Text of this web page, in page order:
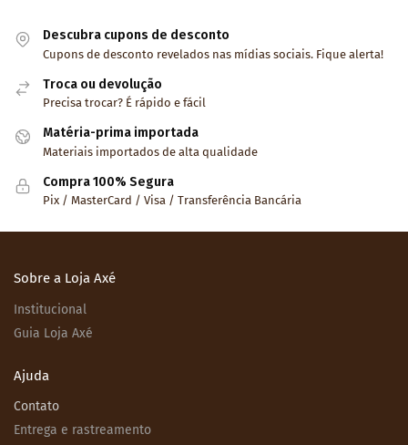
Descubra cupons de desconto
Cupons de desconto revelados nas mídias sociais. Fique alerta!
Troca ou devolução
Precisa trocar? É rápido e fácil
Matéria-prima importada
Materiais importados de alta qualidade
Compra 100% Segura
Pix / MasterCard / Visa / Transferência Bancária
Sobre a Loja Axé
Institucional
Guia Loja Axé
Ajuda
Contato
Entrega e rastreamento